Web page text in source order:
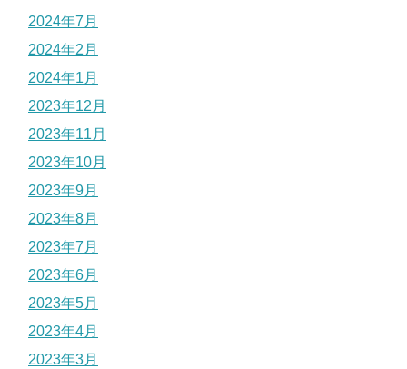
2024年7月
2024年2月
2024年1月
2023年12月
2023年11月
2023年10月
2023年9月
2023年8月
2023年7月
2023年6月
2023年5月
2023年4月
2023年3月